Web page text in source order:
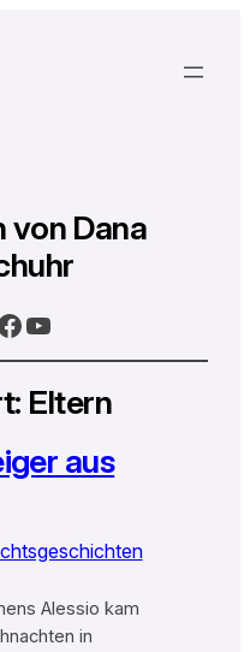
von Dana
YouTube
Eltern
aus
Alessio kam
in